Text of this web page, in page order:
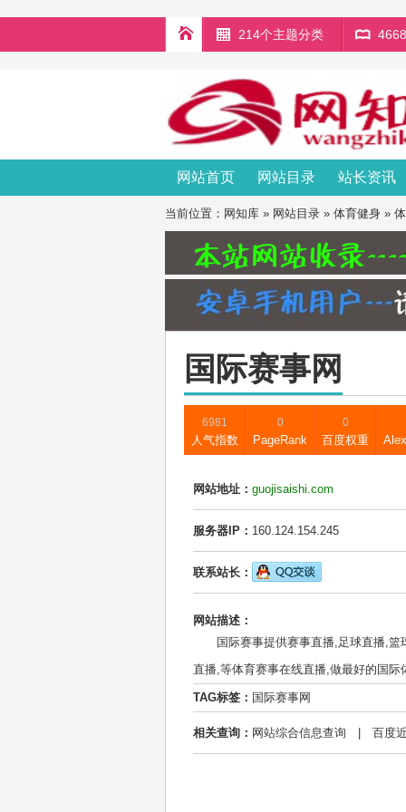
214个主题分类
网站首页 网站目录 站长资讯
当前位置： 网知库 » 网站目录 » 体育健身 »
国际赛事网
6981
人气指数
0
PageRank
0
百度权重
网站地址： guojisaishi.com
服务器IP： 160.124.154.245
联系站长：
网站描述：
国际赛事提供赛事直播,足球直播,
直播,等体育赛事在线直播,做最好的国际
TAG标签： 国际赛事网
相关查询： 网站综合信息查询 百度